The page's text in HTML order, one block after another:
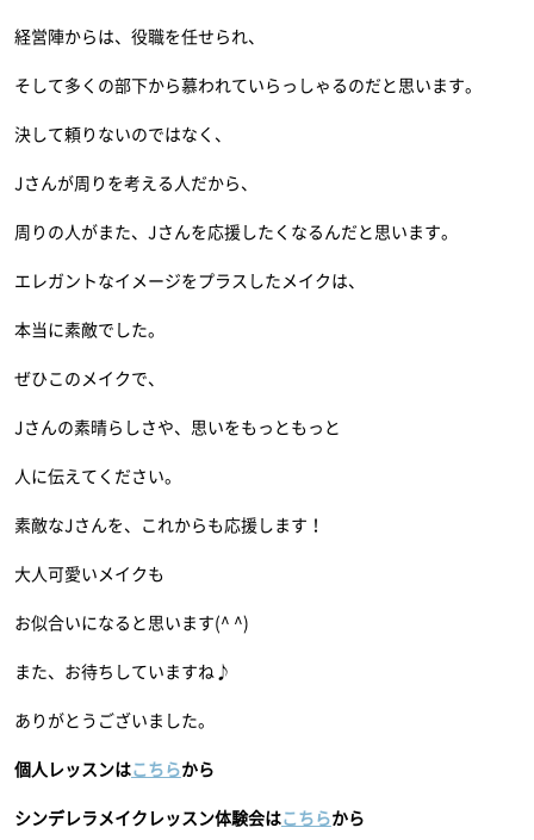
経営陣からは、役職を任せられ、
そして多くの部下から慕われていらっしゃるのだと思います。
決して頼りないのではなく、
Jさんが周りを考える人だから、
周りの人がまた、Jさんを応援したくなるんだと思います。
エレガントなイメージをプラスしたメイクは、
本当に素敵でした。
ぜひこのメイクで、
Jさんの素晴らしさや、思いをもっともっと
人に伝えてください。
素敵なJさんを、これからも応援します！
大人可愛いメイクも
お似合いになると思います(^ ^)
また、お待ちしていますね♪
ありがとうございました。
個人レッスンはこちらから
シンデレラメイクレッスン体験会はこちらから